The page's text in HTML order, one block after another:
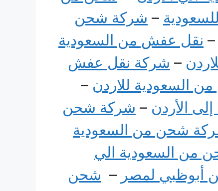
– شركة شحن
– نقل عفش من السعودية
– شركة نقل عفش
السعودية للاردن –
الأردن – شركة شحن
شحن من السعودية
من السعودية الي
أبوظبي لمصر – شحن